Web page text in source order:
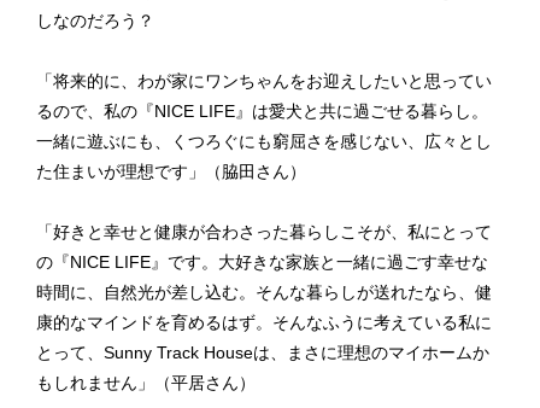
しなのだろう？
「将来的に、わが家にワンちゃんをお迎えしたいと思ってい
るので、私の『NICE LIFE』 は愛犬と共に過ごせる暮らし。
一緒に遊ぶにも、くつろぐにも窮屈さを感じない、広々とし
た住まいが理想です」（脇田さん）
「好きと幸せと健康が合わさった暮らしこそが、私にとって
の『NICE LIFE』です。大好きな家族と一緒に過ごす幸せな
時間に、自然光が差し込む。そんな暮らしが送れたなら、健
康的なマインドを育めるはず。そんなふうに考えている私に
とって、Sunny Track Houseは、まさに理想のマイホームか
もしれません」（平居さん）